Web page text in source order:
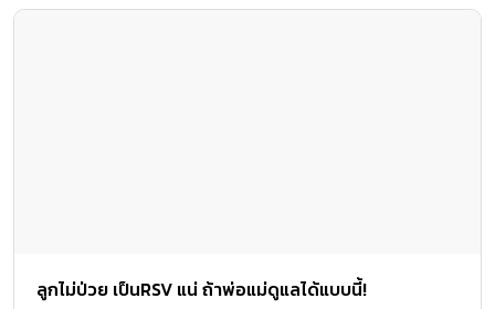
ลูกไม่ป่วย เป็นRSV แน่ ถ้าพ่อแม่ดูแลได้แบบนี้!